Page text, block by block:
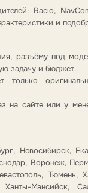
Racio,
и
разъёму под
задачу и бюджет.
только
на сайте или у
Новосибирск,
Воронеж,
Тюмень,
Мансийск,